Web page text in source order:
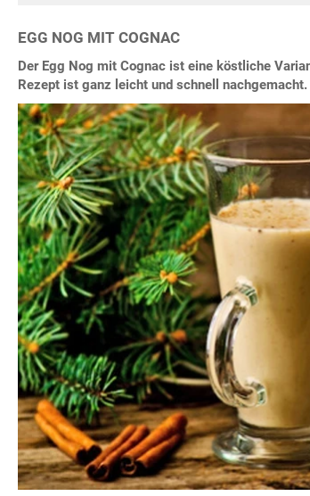
EGG NOG MIT COGNAC
Der Egg Nog mit Cognac ist eine köstliche
Rezept ist ganz leicht und schnell nachgemacht.